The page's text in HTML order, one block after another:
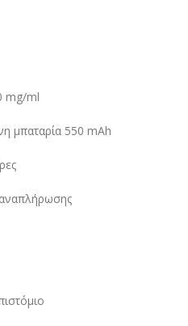
mg/ml
μπαταρία 550 mAh